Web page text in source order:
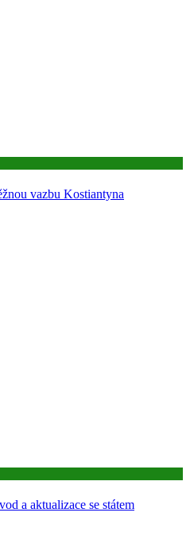
vazbu Kostiantyna
a aktualizace se státem